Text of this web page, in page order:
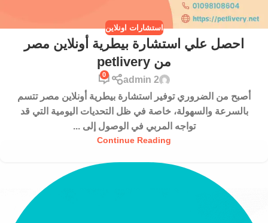
استشارات اونلاين
احصل علي استشارة بيطرية أونلاين مصر
من petlivery
admin 2
0
أصبح من الضروري توفير استشارة بيطرية أونلاين مصر تتسم
بالسرعة والسهولة، خاصة في ظل التحديات اليومية التي قد
تواجه المربي في الوصول إلى ...
Continue Reading